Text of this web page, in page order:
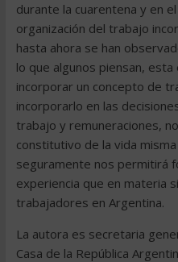
durante la cuarentena y en
organización del trabajo
hasta ahora se han
lo que algunos piensan,
incorporar un concepto de
incorporarlo en las
trabajo y remuneraciones,
constitutivo de la vida
seguramente nos permitirá
experiencia que en materia
trabajadores en Argentina.
La autora es secretaria
Casa de la República